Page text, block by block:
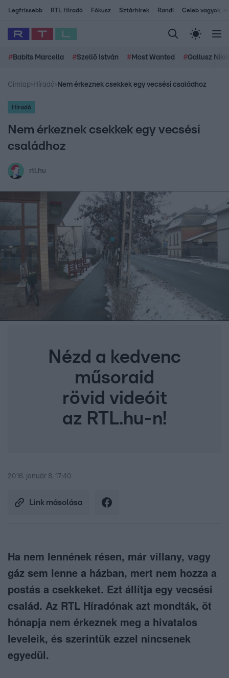
Legfrissebb RTL Híradó Fókusz Sztárhírek Randi Celeb vagyok,
# Babits Marcella #Szellő István # Most Wanted #Gallusz
Címlap› Híradó› Nem érkeznek csekkek egy vecsési családhoz
Híradó
Nem érkeznek csekkek egy vecsési
családhoz
rtl.hu
Nézd a kedvenc
műsoraid
rövid videóit
az RTL.hu-n!
2016. január 8. 17:40
Link másolása
Ha nem lennének résen, már villany, vagy
gáz sem lenne a házban, mert nem hozza a
postás a csekkeket. Ezt állítja egy vecsési
család. Az RTL Híradónak azt mondták, öt
hónapja nem érkeznek meg a hivatalos
leveleik, és szerintük ezzel nincsenek
egyedül.